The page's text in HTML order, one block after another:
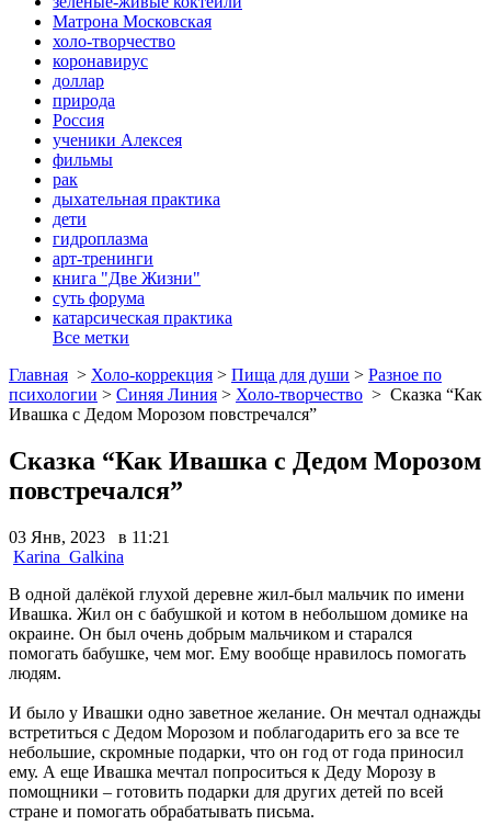
Матрона Московская
холо-творчество
коронавирус
доллар
природа
Россия
ученики Алексея
фильмы
рак
дыхательная практика
дети
гидроплазма
арт-тренинги
книга "Две Жизни"
суть форума
катарсическая практика
Все метки
Главная > Холо-коррекция > Пища для души > Разное по
психологии > Синяя Линия > Холо-творчество > Сказка “Как
Ивашка с Дедом Морозом повстречался”
Сказка “Как Ивашка с Дедом Морозом
повстречался”
03 Янв, 2023 в 11:21
Karina_Galkina
В одной далёкой глухой деревне жил-был мальчик по имени
Ивашка. Жил он с бабушкой и котом в небольшом домике на
окраине. Он был очень добрым мальчиком и старался
помогать бабушке, чем мог. Ему вообще нравилось помогать
людям.
И было у Ивашки одно заветное желание. Он мечтал однажды
встретиться с Дедом Морозом и поблагодарить его за все те
небольшие, скромные подарки, что он год от года приносил
ему. А еще Ивашка мечтал попроситься к Деду Морозу в
помощники – готовить подарки для других детей по всей
стране и помогать обрабатывать письма.